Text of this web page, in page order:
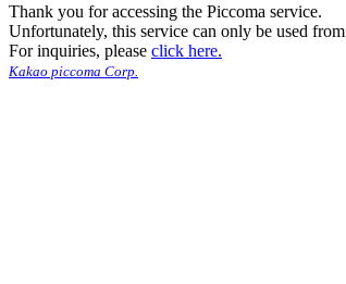
Thank you for accessing the Piccoma service.
Unfortunately, this service can only be used from
For inquiries, please click here.
Kakao piccoma Corp.